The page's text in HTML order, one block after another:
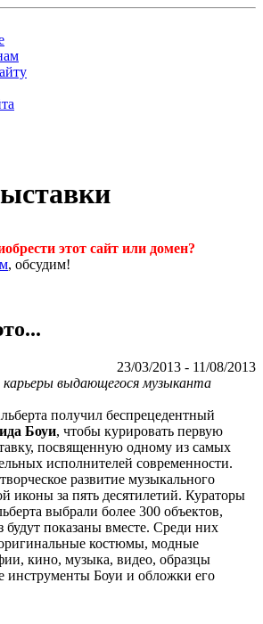
этот сайт или домен?
, обсудим!
23/03/2013 - 11/08/2013
выдающегося музыканта
получил беспрецедентный
Боуи, чтобы курировать первую
посвященную одному из самых
исполнителей современности.
развитие музыкального
иконы за пять десятилетий. Кураторы
выбрали более 300 объектов,
будут показаны вместе. Среди них
костюмы, модные
кино, музыка, видео, образцы
инструменты Боуи и обложки его